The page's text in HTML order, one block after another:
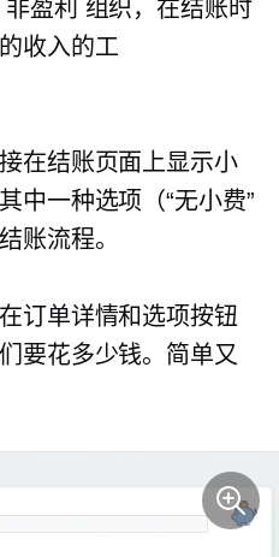
非盈利 组织，在结账时
收入的工
在结账页面上显示小
中一种选项（“无小费”
账流程。
订单详情和选项按钮
要花多少钱。简单又